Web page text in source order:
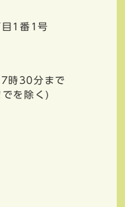
目1番1号
時30分まで
を除く)